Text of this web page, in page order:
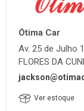
Ótima Car
Av. 25 de Julho
FLORES DA
Ver estoque